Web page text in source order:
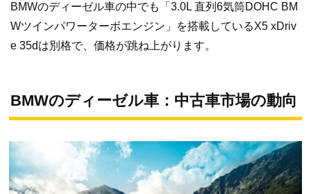
BMWのディーゼル車の中でも「3.0L 直列6気筒DOHC BM
Wツインパワーターボエンジン」を搭載しているX5 xDriv
e 35dは別格で、価格が跳ね上がります。
BMWのディーゼル車：中古車市場の動向